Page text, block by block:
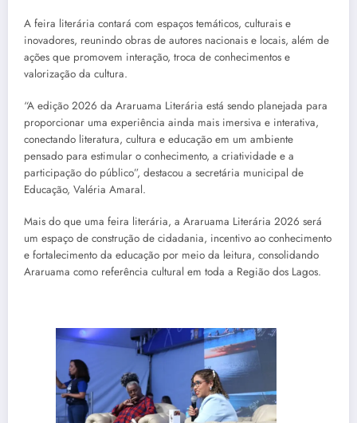
A feira literária contará com espaços temáticos, culturais e
inovadores, reunindo obras de autores nacionais e locais, além de
ações que promovem interação, troca de conhecimentos e
valorização da cultura.
“A edição 2026 da Araruama Literária está sendo planejada para
proporcionar uma experiência ainda mais imersiva e interativa,
conectando literatura, cultura e educação em um ambiente
pensado para estimular o conhecimento, a criatividade e a
participação do público”, destacou a secretária municipal de
Educação, Valéria Amaral.
Mais do que uma feira literária, a Araruama Literária 2026 será
um espaço de construção de cidadania, incentivo ao conhecimento
e fortalecimento da educação por meio da leitura, consolidando
Araruama como referência cultural em toda a Região dos Lagos.